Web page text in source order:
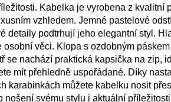
Kabelka je vyrobena z kvalitní
vzhledem. Jemné pastelové
detaily podtrhují jeho elegantní styl.
věci. Klopa s ozdobným
se nachází praktická kapsička na zip,
mít přehledně uspořádané. Díky
karabinkách můžete kabelku nosit
svému stylu i aktuální